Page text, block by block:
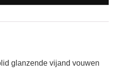
glanzende vijand vouwen